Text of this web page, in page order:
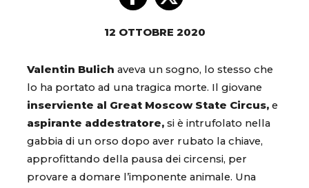
12 OTTOBRE 2020
Valentin Bulich aveva un sogno, lo stesso che
lo ha portato ad una tragica morte. Il giovane
inserviente al Great Moscow State Circus, e
aspirante addestratore, si è intrufolato nella
gabbia di un orso dopo aver rubato la chiave,
approfittando della pausa dei circensi, per
provare a domare l’imponente animale. Una